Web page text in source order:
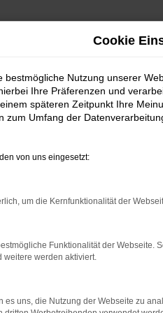
| Lieferservice nach Herrenberg
|
–
suchen, empfehlen wir
auf dem Weg zu
im Autohaus
zufrieden, wenn
Cookie
bestmögliche Nutzung unserer
Ihre Präferenzen und
späteren Zeitpunkt Ihre
zum Umfang der
von uns eingesetzt:
um die Kernfunktionalität der
Funktionalität der Webseite.
weitere werden aktiviert.
es uns, die Nutzung der Webseite zu